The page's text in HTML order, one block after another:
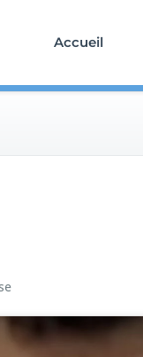
Accueil